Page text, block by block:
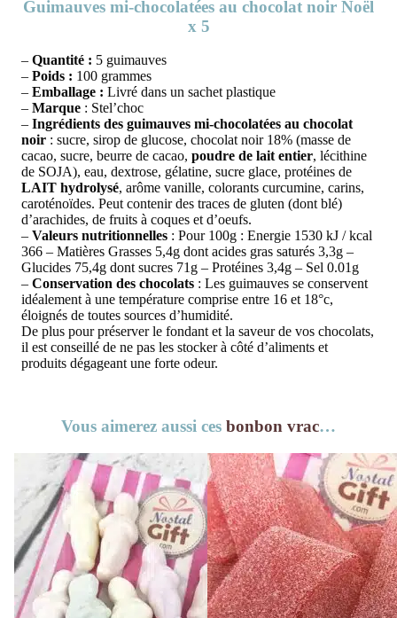
Guimauves mi-chocolatées au chocolat noir Noël
x 5
– Quantité : 5 guimauves
– Poids : 100 grammes
– Emballage : Livré dans un sachet plastique
– Marque : Stel’choc
– Ingrédients des guimauves mi-chocolatées au chocolat
noir : sucre, sirop de glucose, chocolat noir 18% (masse de
cacao, sucre, beurre de cacao, poudre de lait entier, lécithine
de SOJA), eau, dextrose, gélatine, sucre glace, protéines de
LAIT hydrolysé, arôme vanille, colorants curcumine, carins,
caroténoïdes. Peut contenir des traces de gluten (dont blé)
d’arachides, de fruits à coques et d’oeufs.
– Valeurs nutritionnelles : Pour 100g : Energie 1530 kJ / kcal
366 – Matières Grasses 5,4g dont acides gras saturés 3,3g –
Glucides 75,4g dont sucres 71g – Protéines 3,4g – Sel 0.01g
– Conservation des chocolats : Les guimauves se conservent
idéalement à une température comprise entre 16 et 18°c,
éloignés de toutes sources d’humidité.
De plus pour préserver le fondant et la saveur de vos chocolats,
il est conseillé de ne pas les stocker à côté d’aliments et
produits dégageant une forte odeur.
Vous aimerez aussi ces bonbon vrac…